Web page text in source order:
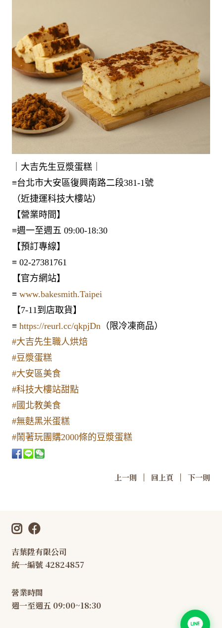
｜大吉先生豆漿蛋糕｜
≡台北市大安區復興南路二段381-1號
（近捷運科技大樓站）
【營業時間】
≡週一至週五 09:00-18:30
【預訂專線】
≡ 02-27381761
【官方網站】
≡ www.bakesmith.Taipei
【7-11到店取貨】
≡ https://reurl.cc/qkpjDn（限冷凍商品）
#大吉先生職人烘焙
#豆漿蛋糕
#大安區美食
#科技大樓站甜點
#國北教美食
#無麩黑米蛋糕
#鬧著玩團購2000條的豆漿蛋糕
上一則 | 回上頁 |下一則
吉葉陞有限公司
統一編號 42824857
營業時間
週一至週五 09:00~18:30